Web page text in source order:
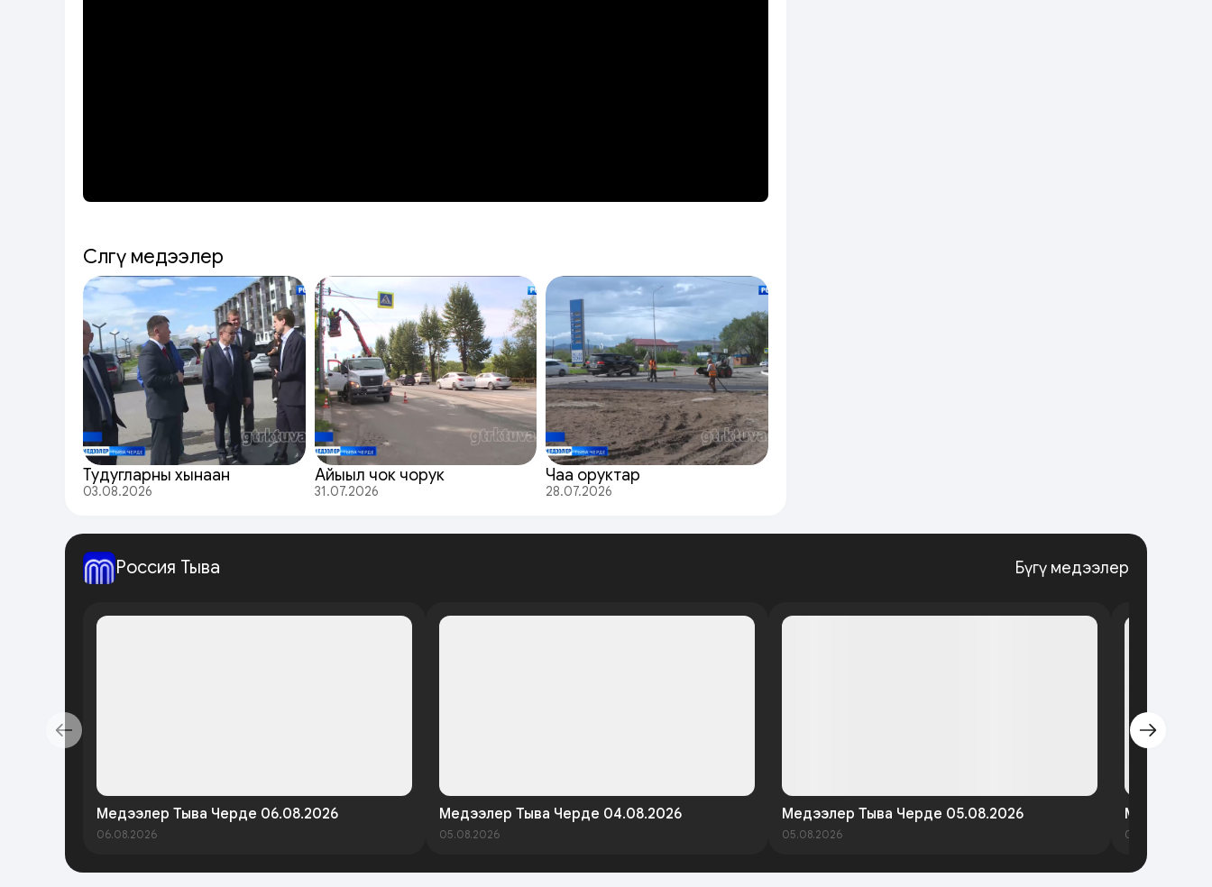
Сөөлгү медээлер
Тудугларны хынаан
03.08.2026
Айыыл чок чорук
31.07.2026
Чаа оруктар
28.07.2026
Россия Тыва Бүгү медээлер
Медээлер Тыва Черде 06.08.2026
06.08.2026
Медээлер Тыва Черде 04.08.2026
05.08.2026
Медээлер Тыва Черде 05.08.2026
05.08.2026
Медээлер
03.08.2026